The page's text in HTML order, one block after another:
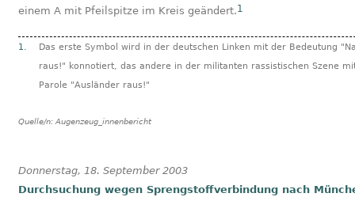
einem A mit Pfeilspitze im Kreis geändert.1
1.
Das erste Symbol wird in der deutschen Linken mit der Bedeutung
raus!" konnotiert, das andere in der militanten rassistischen Szene
Parole "Ausländer raus!"
Quelle/n: Augenzeug_innenbericht
Donnerstag, 18. September 2003
Durchsuchung wegen Sprengstoffverbindung nach